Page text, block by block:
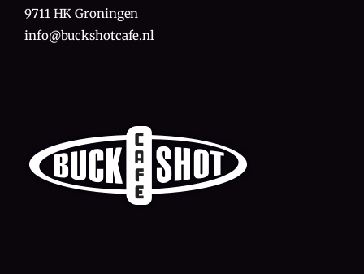
9711 HK Groningen
info@buckshotcafe.nl